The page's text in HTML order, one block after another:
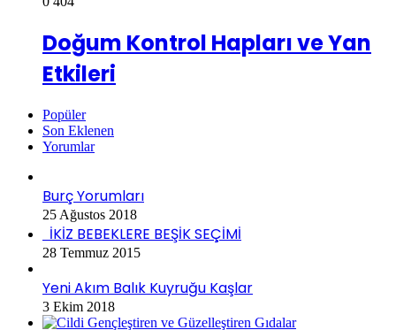
Doğum Kontrol Hapları ve Yan
Etkileri
Popüler
Son Eklenen
Yorumlar
Burç Yorumları
25 Ağustos 2018
İKİZ BEBEKLERE BEŞİK SEÇİMİ
28 Temmuz 2015
Yeni Akım Balık Kuyruğu Kaşlar
3 Ekim 2018